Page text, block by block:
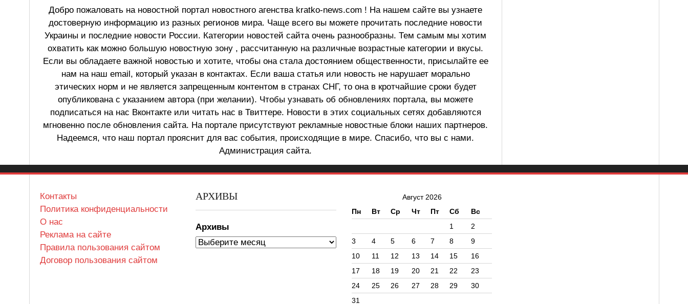
Добро пожаловать на новостной портал новостного агенства kratko-news.com ! На нашем сайте вы узнаете
достоверную информацию из разных регионов мира. Чаще всего вы можете прочитать последние новости
Украины и последние новости России. Категории новостей сайта очень разнообразны. Тем самым мы хотим
охватить как можно большую новостную зону , рассчитанную на различные возрастные категории и вкусы.
Если вы обладаете важной новостью и хотите, чтобы она стала достоянием общественности, присылайте ее
нам на наш email, который указан в контактах. Если ваша статья или новость не нарушает морально
этических норм и не является запрещенным контентом в странах СНГ, то она в кротчайшие сроки будет
опубликована с указанием автора (при желании). Чтобы узнавать об обновлениях портала, вы можете
подписаться на нас Вконтакте или читать нас в Твиттере. Новости в этих социальных сетях добавляются
мгновенно после обновления сайта. На портале присутствуют рекламные новостные блоки наших партнеров.
Надеемся, что наш портал прояснит для вас события, происходящие в мире. Спасибо, что вы с нами.
Администрация сайта.
Контакты
Политика конфиденциальности
О нас
Реклама на сайте
Правила пользования сайтом
Договор пользования сайтом
АРХИВЫ
Архивы
Август 2026
Пн
Вт Ср Чт Пт Сб
Вс
1
2
3
4 5 6 7 8
9
10
11 12 13 14 15
16
17
18 19 20 21 22
23
24
25 26 27 28 29
30
31